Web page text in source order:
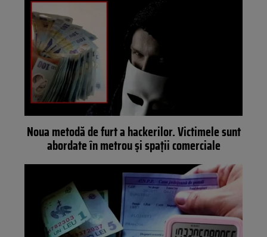
Noua metodă de furt a hackerilor. Victimele sunt
abordate în metrou și spații comerciale